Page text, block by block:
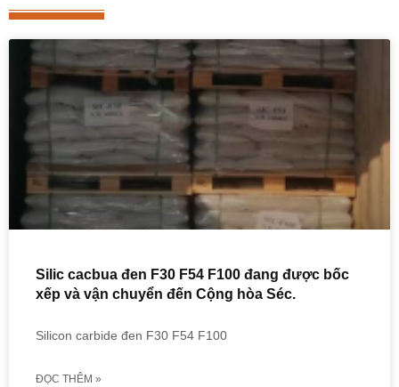
Silic cacbua đen F30 F54 F100 đang được bốc
xếp và vận chuyển đến Cộng hòa Séc.
Silicon carbide đen F30 F54 F100
ĐỌC THÊM »